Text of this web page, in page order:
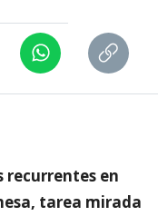
recurrentes en
tarea mirada